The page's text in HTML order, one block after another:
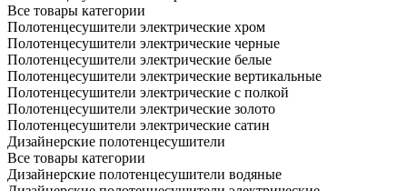
Все товары категории
Полотенцесушители электрические хром
Полотенцесушители электрические черные
Полотенцесушители электрические белые
Полотенцесушители электрические вертикальные
Полотенцесушители электрические с полкой
Полотенцесушители электрические золото
Полотенцесушители электрические сатин
Дизайнерские полотенцесушители
Все товары категории
Дизайнерские полотенцесушители водяные